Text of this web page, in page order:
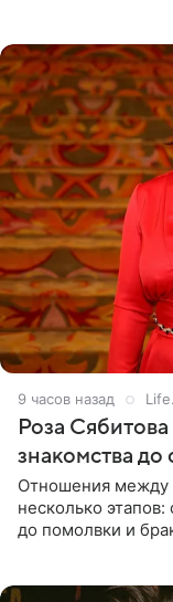
9 часов назад
Роза
знакомства до
Отношения
несколько
до помолвки и